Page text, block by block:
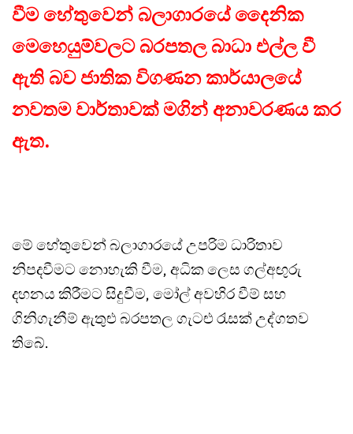
වීම හේතුවෙන් බලාගාරයේ දෛනික
මෙහෙයුම්වලට බරපතල බාධා එල්ල වී
ඇති බව ජාතික විගණන කාර්යාලයේ
නවතම වාර්තාවක් මගින් අනාවරණය කර
ඇත.
මේ හේතුවෙන් බලාගාරයේ උපරිම ධාරිතාව
නිපදවීමට නොහැකි වීම, අධික ලෙස ගල්අඟුරු
දහනය කිරීමට සිදුවීම, මෝල් අවහිර වීම් සහ
ගිනිගැනීම් ඇතුළු බරපතල ගැටළු රැසක් උද්ගතව
තිබේ.